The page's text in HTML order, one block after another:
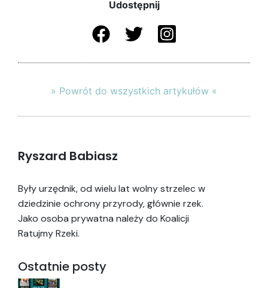
Udostępnij
» Powrót do wszystkich artykułów «
Ryszard Babiasz
Były urzędnik, od wielu lat wolny strzelec w
dziedzinie ochrony przyrody, głównie rzek.
Jako osoba prywatna należy do Koalicji
Ratujmy Rzeki.
Ostatnie posty